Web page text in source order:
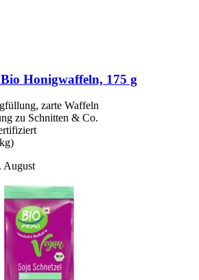
Bio Honigwaffeln, 175 g
zarte Waffeln
zu Schnitten & Co.
August